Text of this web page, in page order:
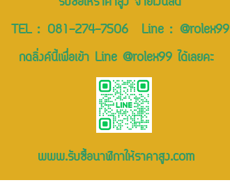
TEL : 081-274-7506Line : @rolex99
กดลิ่งค์นี้เพื่อเข้า Line @rolex99 ได้เลยคะ
www.รับซื้อนาฬิกาให้ราคาสูง.com